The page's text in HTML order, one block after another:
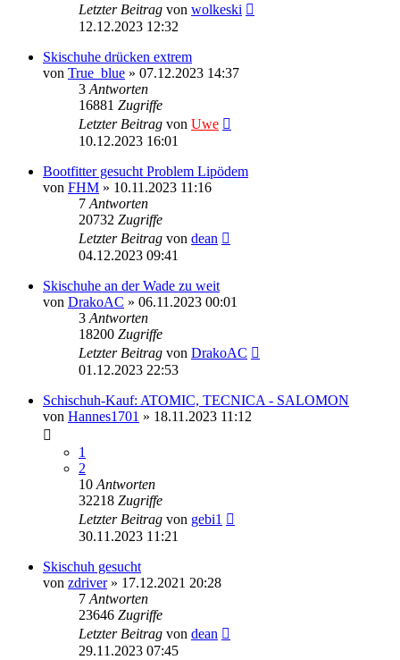
Letzter Beitrag von wolkeski
12.12.2023 12:32
Skischuhe drücken extrem
von True_blue » 07.12.2023 14:37
3 Antworten
16881 Zugriffe
Letzter Beitrag von Uwe
10.12.2023 16:01
Bootfitter gesucht Problem Lipödem
von FHM » 10.11.2023 11:16
7 Antworten
20732 Zugriffe
Letzter Beitrag von dean
04.12.2023 09:41
Skischuhe an der Wade zu weit
von DrakoAC » 06.11.2023 00:01
3 Antworten
18200 Zugriffe
Letzter Beitrag von DrakoAC
01.12.2023 22:53
Schischuh-Kauf: ATOMIC, TECNICA - SALOMON
von Hannes1701 » 18.11.2023 11:12
1
2
10 Antworten
32218 Zugriffe
Letzter Beitrag von gebi1
30.11.2023 11:21
Skischuh gesucht
von zdriver» 17.12.2021 20:28
7 Antworten
23646 Zugriffe
Letzter Beitrag von dean
29.11.2023 07:45